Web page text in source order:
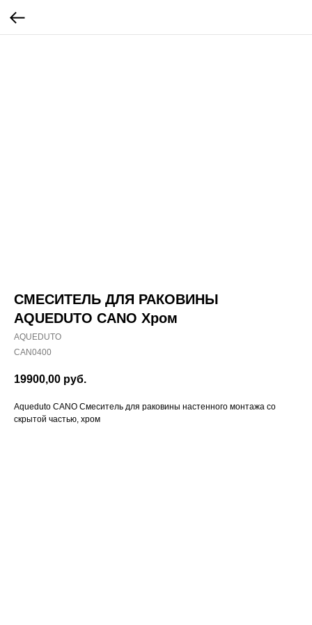
СМЕСИТЕЛЬ ДЛЯ РАКОВИНЫ
AQUEDUTO CANO Хром
AQUEDUTO
CAN0400
19900,00 руб.
Aqueduto CANO Смеситель для раковины настенного монтажа со
скрытой частью, хром